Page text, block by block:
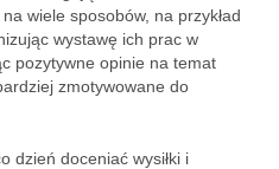
wiele sposobów, na przykład
wystawę ich prac w
pozytywne opinie na temat
zmotywowane do
dzień doceniać wysiłki i